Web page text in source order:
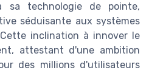
sa technologie de pointe,
séduisante aux systèmes
inclination à innover le
attestant d'une ambition
des millions d'utilisateurs